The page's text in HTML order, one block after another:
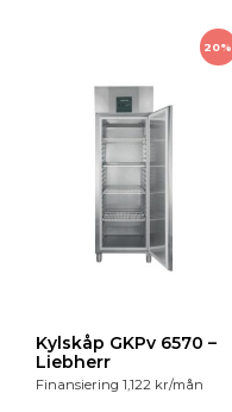
20%
Kylskåp GKPv 6570 –
Liebherr
Finansiering 1,122 kr/mån